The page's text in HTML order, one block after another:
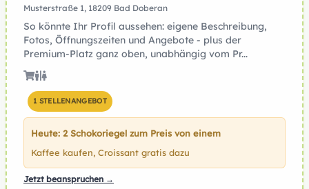
Musterstraße 1, 18209 Bad Doberan
So könnte Ihr Profil aussehen: eigene Beschreibung,
Fotos, Öffnungszeiten und Angebote - plus der
Premium-Platz ganz oben, unabhängig vom Pr...
1 STELLENANGEBOT
Heute: 2 Schokoriegel zum Preis von einem
Kaffee kaufen, Croissant gratis dazu
Jetzt beanspruchen →